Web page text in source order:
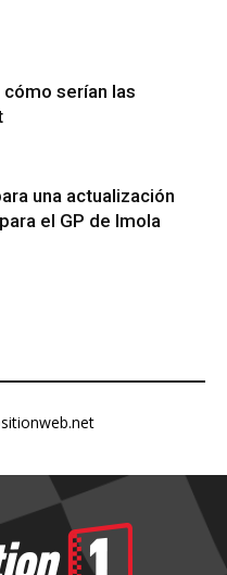
cómo serían las
una actualización
el GP de Imola